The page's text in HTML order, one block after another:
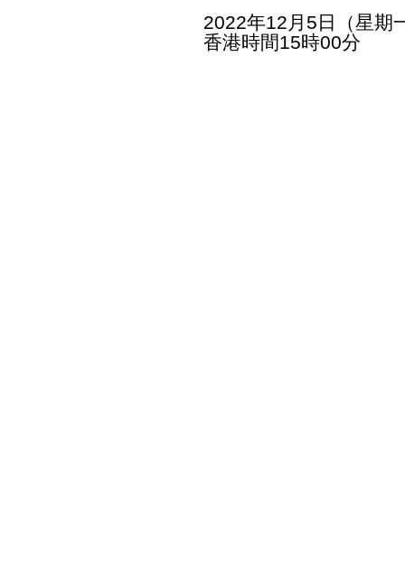
2022年12月5日（星期
香港時間15時00分